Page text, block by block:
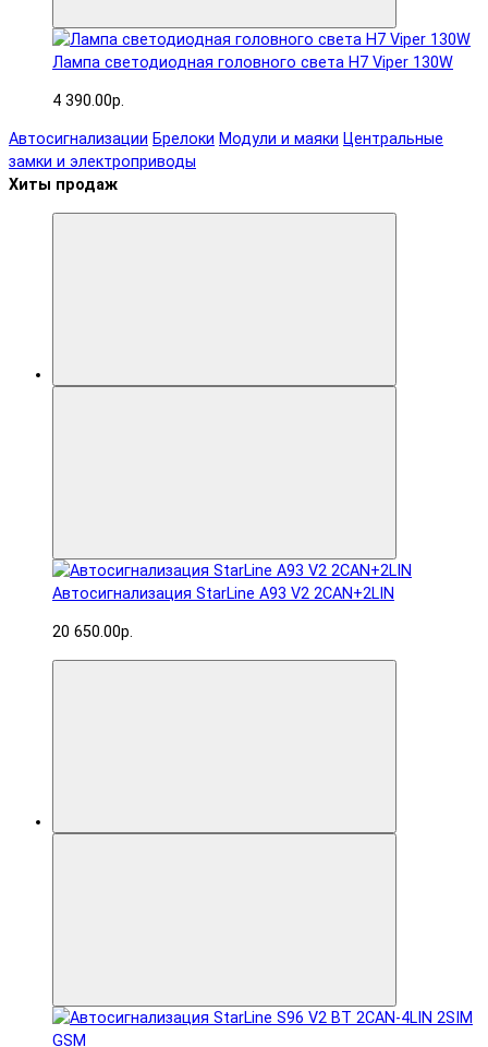
Лампа светодиодная головного света H7 Viper 130W
4 390.00р.
Автосигнализации Брелоки Модули и маяки Центральные
замки и электроприводы
Хиты продаж
Автосигнализация StarLine A93 V2 2CAN+2LIN
20 650.00р.